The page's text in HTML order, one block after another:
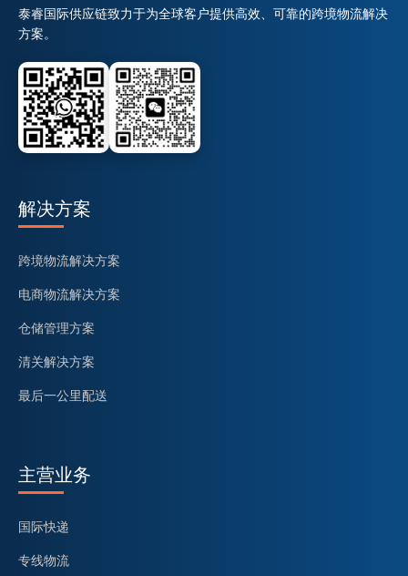
泰睿国际供应链致力于为全球客户提供高效、可靠的跨境物流解决
方案。
解决方案
跨境物流解决方案
电商物流解决方案
仓储管理方案
清关解决方案
最后一公里配送
主营业务
国际快递
专线物流